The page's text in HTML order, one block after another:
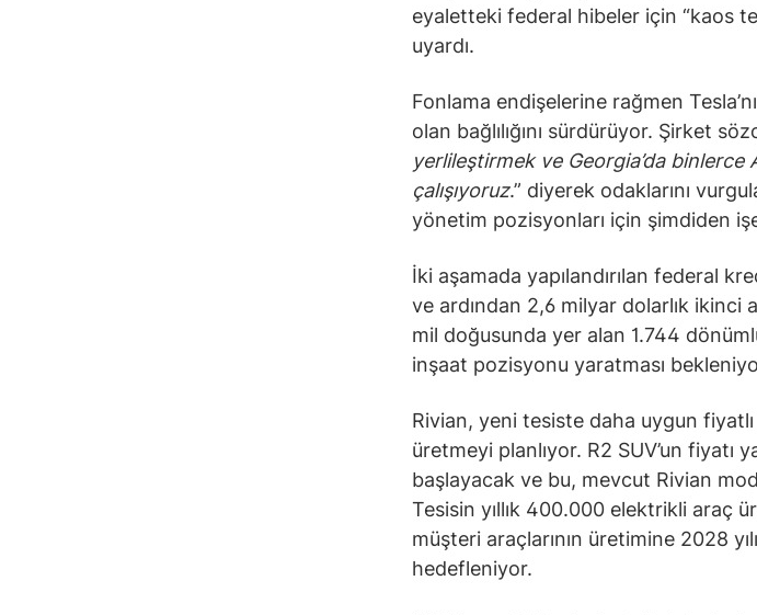
eyaletteki federal hibeler için “kaos
uyardı.
Fonlama endişelerine rağmen
olan bağlılığını sürdürüyor. Şirket
yerlileştirmek ve Georgia’da binlerce
çalışıyoruz.” diyerek odaklarını
yönetim pozisyonları için şimdiden
İki aşamada yapılandırılan federal
ve ardından 2,6 milyar dolarlık ikinci
mil doğusunda yer alan 1.744
inşaat pozisyonu yaratması
Rivian, yeni tesiste daha uygun
üretmeyi planlıyor. R2 SUV’un fiyatı
başlayacak ve bu, mevcut Rivian
Tesisin yıllık 400.000 elektrikli araç
müşteri araçlarının üretimine 2028
hedefleniyor.